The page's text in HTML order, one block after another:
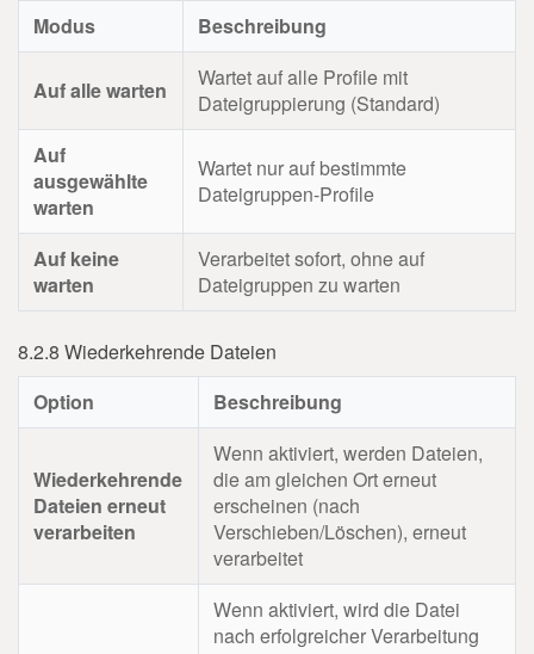
Modus Beschreibung
Auf alle warten
Wartet auf alle Profile mit
Dateigruppierung (Standard)
Auf
ausgewählte
warten
Wartet nur auf bestimmte
Dateigruppen-Profile
Auf keine
warten
Verarbeitet sofort, ohne auf
Dateigruppen zu warten
8.2.8 Wiederkehrende Dateien
Option
Beschreibung
Wiederkehrende
Dateien erneut
verarbeiten
Wenn aktiviert, werden Dateien,
die am gleichen Ort erneut
erscheinen (nach
Verschieben/Löschen), erneut
verarbeitet
Wenn aktiviert, wird die Datei
nach erfolgreicher Verarbeitung